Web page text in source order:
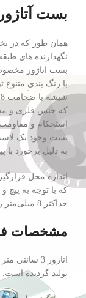
بست آتاژور طول
همان طور که در
نگهدارنده های
با رنگ بندی
که جنس فلزی و
استحکام و
بست وجود یک
به دلیل برخورد
که با توجه به
حداکثر 8 میلی‌متر را درون آن قرار داد.
مشخصات
اتاژور 3
تولید گردیده